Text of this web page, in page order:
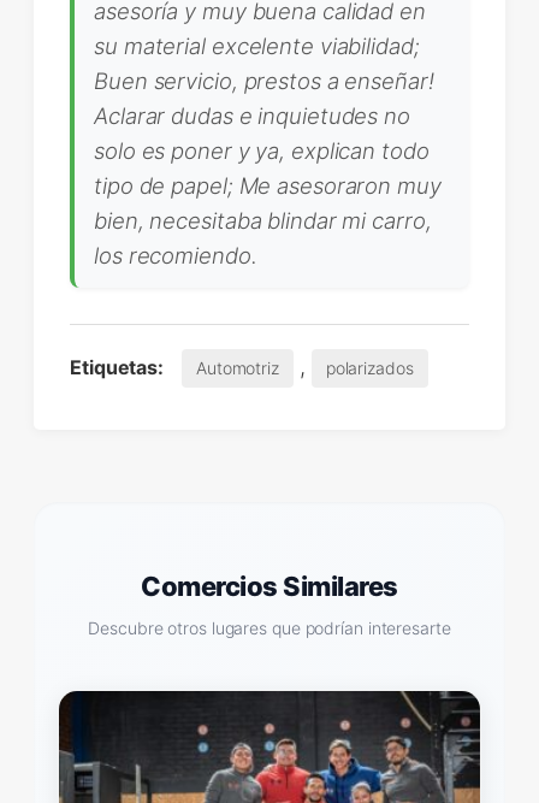
asesoría y muy buena calidad en
su material excelente viabilidad;
Buen servicio, prestos a enseñar!
Aclarar dudas e inquietudes no
solo es poner y ya, explican todo
tipo de papel; Me asesoraron muy
bien, necesitaba blindar mi carro,
los recomiendo.
Etiquetas: Automotriz , polarizados
Comercios Similares
Descubre otros lugares que podrían interesarte